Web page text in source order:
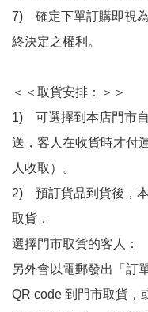
7)　確定下單訂購即視
終決定之權利。
＜＜取貨安排：＞＞
1)　可選擇到本店門市
送，客人在收貨時才付
人收取）。
2)　預訂貨品到貨後，
取貨，
選擇門市取貨的客人：
另外會以電郵發出「訂
QR code 到門市取貨，